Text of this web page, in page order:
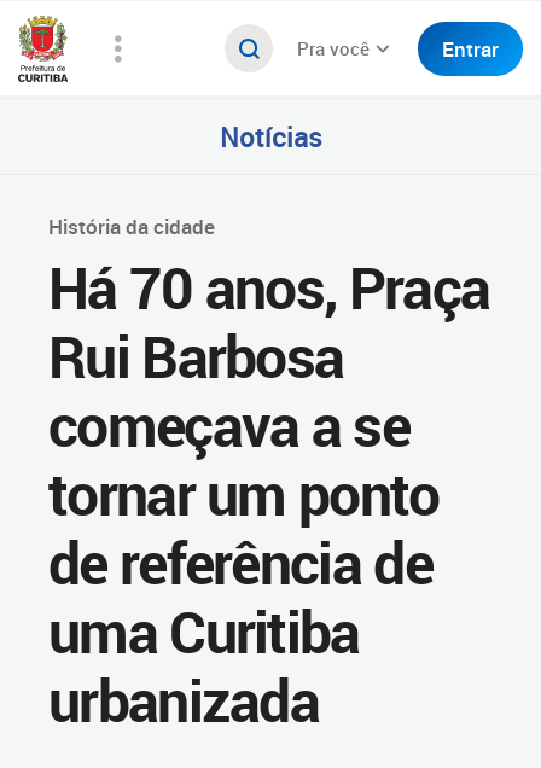
Pra você Entrar
Notícias
História da cidade
Há 70 anos, Praça
Rui Barbosa
começava a se
tornar um ponto
de referência de
uma Curitiba
urbanizada